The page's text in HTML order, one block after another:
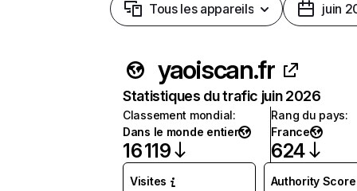
Tous les appareils juin
yaoiscan.fr
Statistiques du trafic juin 2026
Classement mondial:
Dans le monde entier
16 119
Rang du pays:
France
624
Visites Authority Score